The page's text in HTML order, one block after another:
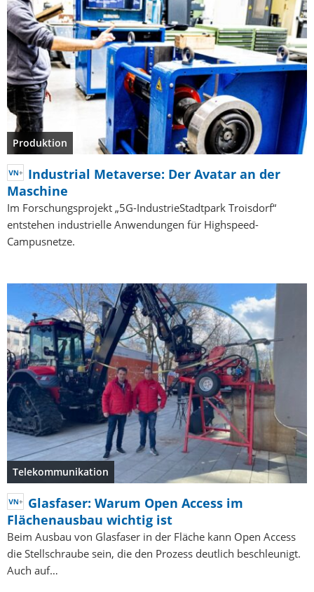
Produktion
Industrial Metaverse: Der Avatar an der
Maschine
Im Forschungsprojekt „5G-IndustrieStadtpark Troisdorf“
entstehen industrielle Anwendungen für Highspeed-
Campusnetze.
Telekommunikation
Glasfaser: Warum Open Access im
Flächenausbau wichtig ist
Beim Ausbau von Glasfaser in der Fläche kann Open Access
die Stellschraube sein, die den Prozess deutlich beschleunigt.
Auch auf…